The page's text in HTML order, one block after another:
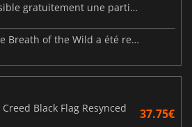
Minecraft rend accessible gratuitement une partie de son contenu éducatif
Le château d’Hyrule de Breath of the Wild a été recréé dans Minecraft
Black Flag Resynced
37.75€